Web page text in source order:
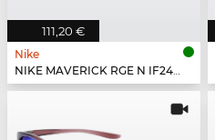
111,20 €
Nike
NIKE MAVERICK RGE N IF2488X - 010